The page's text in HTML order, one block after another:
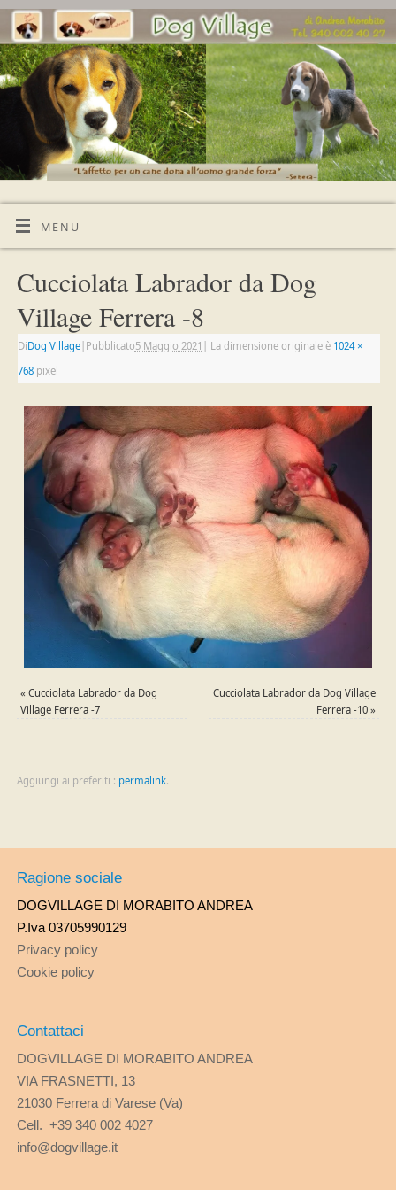
MENU
Cucciolata Labrador da Dog
Village Ferrera -8
DiDog Village| Pubblicato5 Maggio 2021 La dimensione originale è 1024 ×
768pixel
« Cucciolata Labrador da Dog
Village Ferrera -7
Cucciolata Labrador da Dog Village
Ferrera -10 »
Aggiungi ai preferiti : permalink.
Ragione sociale
DOGVILLAGE DI MORABITO ANDREA
P.Iva 03705990129
Privacy policy
Cookie policy
Contattaci
DOGVILLAGE DI MORABITO ANDREA
VIA FRASNETTI, 13
21030 Ferrera di Varese (Va)
Cell. +39 340 002 4027
info@dogvillage.it